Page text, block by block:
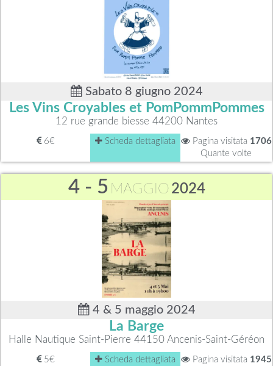
Sabato 8 giugno 2024
Les Vins Croyables et PomPommPommes
12 rue grande biesse 44200 Nantes
6€ Scheda dettagliata Pagina visitata 1706
Quante volte
4 - 5 MAGGIO 2024
4 & 5 maggio 2024
La Barge
Halle Nautique Saint-Pierre 44150 Ancenis-Saint-Géréon
5€ Scheda dettagliata Pagina visitata 1945